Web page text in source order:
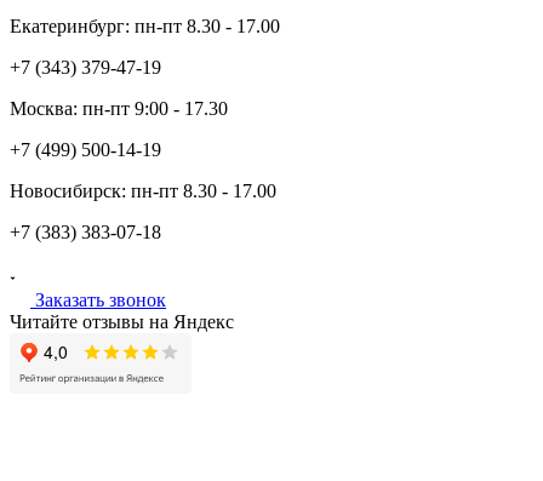
Екатеринбург: пн-пт 8.30 - 17.00
+7 (343) 379-47-19
Москва: пн-пт 9:00 - 17.30
+7 (499) 500-14-19
Новосибирск: пн-пт 8.30 - 17.00
+7 (383) 383-07-18
Заказать звонок
Читайте отзывы на Яндекс